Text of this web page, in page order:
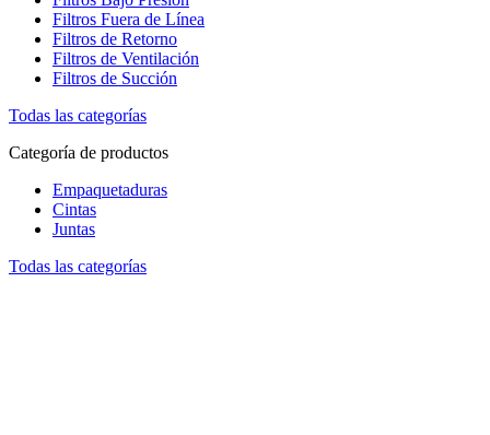
Filtros Fuera de Línea
Filtros de Retorno
Filtros de Ventilación
Filtros de Succión
Todas las categorías
Categoría de productos
Empaquetaduras
Cintas
Juntas
Todas las categorías